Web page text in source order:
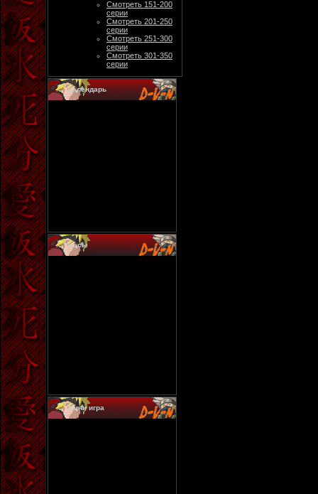
Смотреть 151-200
серии
Смотреть 201-250
серии
Смотреть 251-300
серии
Смотреть 301-350
серии
Календарь
Часы
Мини игра